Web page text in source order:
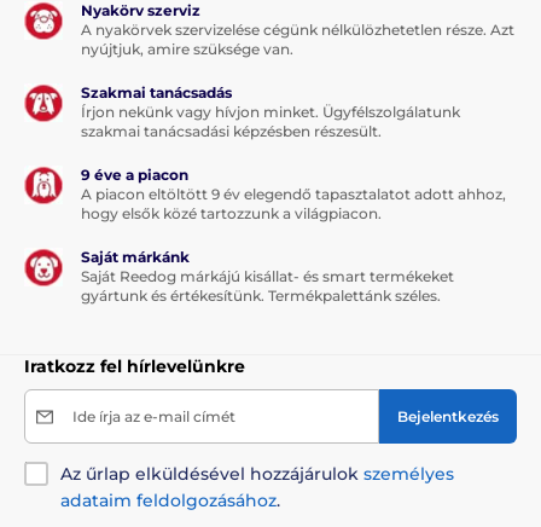
Nyakörv szerviz
A nyakörvek szervizelése cégünk nélkülözhetetlen része. Azt
nyújtjuk, amire szüksége van.
Szakmai tanácsadás
Írjon nekünk vagy hívjon minket. Ügyfélszolgálatunk
szakmai tanácsadási képzésben részesült.
9 éve a piacon
A piacon eltöltött 9 év elegendő tapasztalatot adott ahhoz,
hogy elsők közé tartozzunk a világpiacon.
Saját márkánk
Saját Reedog márkájú kisállat- és smart termékeket
gyártunk és értékesítünk. Termékpalettánk széles.
Iratkozz fel hírlevelünkre
Ide írja az e-mail címét Bejelentkezés
Az űrlap elküldésével hozzájárulok személyes
adataim feldolgozásához.